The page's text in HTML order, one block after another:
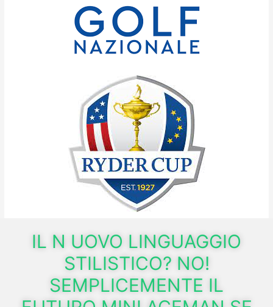
IL N UOVO LINGUAGGIO
STILISTICO? NO!
SEMPLICEMENTE IL